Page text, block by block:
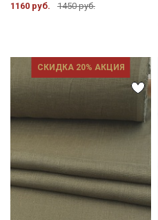
1160 руб. 1450 руб.
СКИДКА 20% АКЦИЯ